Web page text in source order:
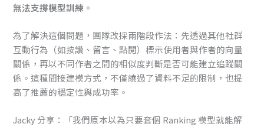
無法支撐模型訓練 。
為了解決這個問題，團隊改採兩階段作法：先透過其他社群
互動行為（如按讚、留言、點閱）標示使用者與作者的向量
關係，再以不同作者之間的相似度判斷是否可能建立追蹤關
係。這種間接建模方式，不僅繞過了資料不足的限制，也提
高了推薦的穩定性與成功率。
Jacky 分享：「我們原本以為只要套個 Ranking 模型就能解